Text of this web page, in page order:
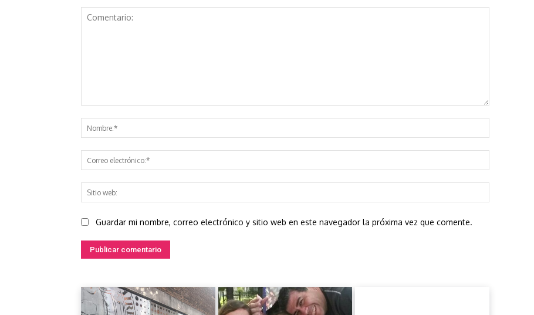
electrónico:*
web:
Guardar mi nombre, correo electrónico y sitio web en este navegador la próxima vez que comente.